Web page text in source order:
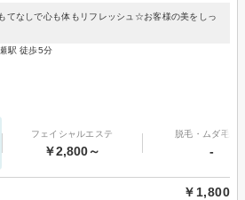
てなしで心も体もリフレッシュ☆お客様の美をしっ
駅 徒歩5分
フェイシャルエステ
￥2,800～
脱毛・ムダ毛処
-
￥1,800